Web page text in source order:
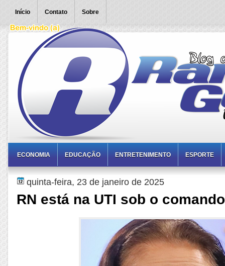
Início Contato Sobre
ECONOMIA EDUCAÇÃO ENTRETENIMENTO ESPORTE
quinta-feira, 23 de janeiro de 2025
RN está na UTI sob o